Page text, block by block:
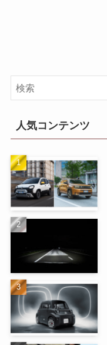
人気コンテンツ